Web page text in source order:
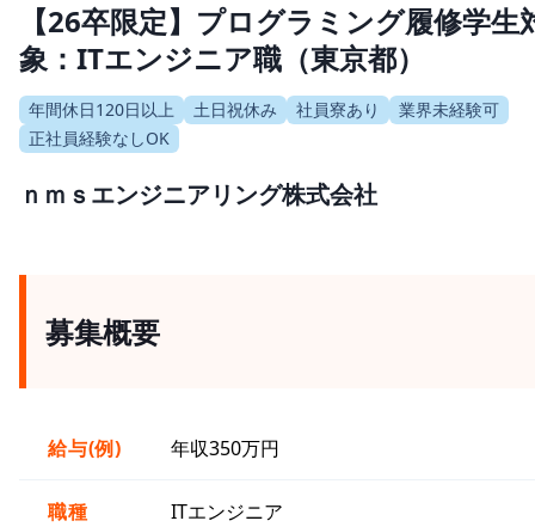
【26卒限定】プログラミング履修学生
象：ITエンジニア職（東京都）
年間休日120日以上 土日祝休み 社員寮あり
業界未経験可
正社員経験なしOK
ｎｍｓエンジニアリング株式会社
募集概要
給与(例) 年収350万円
職種 ITエンジニア